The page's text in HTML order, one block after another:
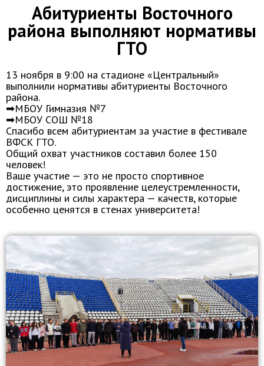
Абитуриенты Восточного
района выполняют нормативы
ГТО
13 ноября в 9:00 на стадионе «Центральный»
выполнили нормативы абитуриенты Восточного
района.
➡МБОУ Гимназия №7
➡МБОУ СОШ №18
Спасибо всем абитуриентам за участие в фестивале
ВФСК ГТО.
Общий охват участников составил более 150
человек!
Ваше участие — это не просто спортивное
достижение, это проявление целеустремленности,
дисциплины и силы характера — качеств, которые
особенно ценятся в стенах университета!